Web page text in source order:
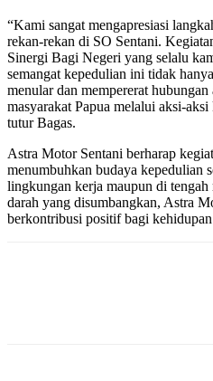
“Kami sangat mengapresiasi
rekan-rekan di SO Sentani.
Sinergi Bagi Negeri yang selalu
semangat kepedulian ini tidak
menular dan mempererat
masyarakat Papua melalui aksi-
tutur Bagas.
Astra Motor Sentani berharap
menumbuhkan budaya kepedulian
lingkungan kerja maupun di tengah
darah yang disumbangkan, Astra
berkontribusi positif bagi kehidupan